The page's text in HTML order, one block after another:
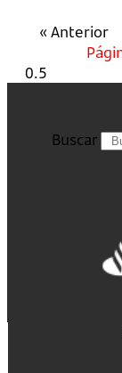
« Anterior
Buscar